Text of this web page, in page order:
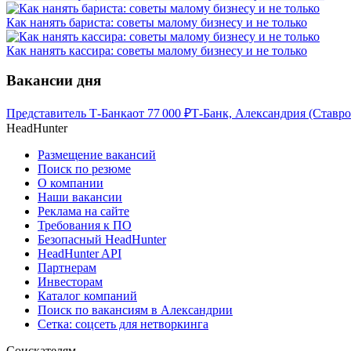
Как нанять бариста: советы малому бизнесу и не только
Как нанять кассира: советы малому бизнесу и не только
Вакансии дня
Представитель Т-Банкаот 77 000 ₽Т-Банк, Александрия
HeadHunter
Размещение вакансий
Поиск по резюме
О компании
Наши вакансии
Реклама на сайте
Требования к ПО
Безопасный HeadHunter
HeadHunter API
Партнерам
Инвесторам
Каталог компаний
Поиск по вакансиям в Александрии
Сетка: соцсеть для нетворкинга